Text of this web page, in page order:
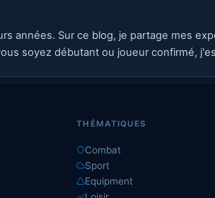
années. Sur ce blog, je partage mes
soyez débutant ou joueur confirmé,
THÉMATIQUES
Combat
Sport
Equipment